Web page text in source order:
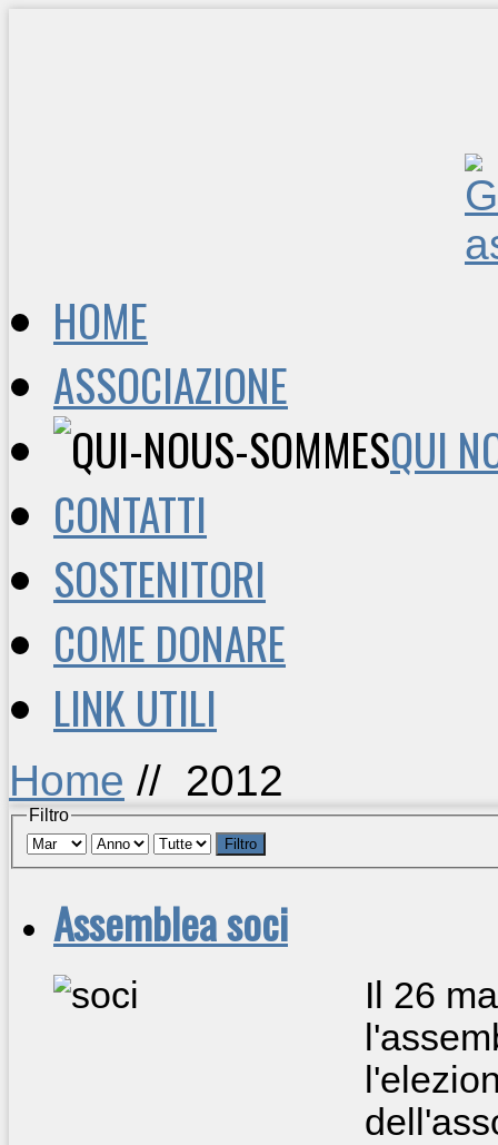
HOME
ASSOCIAZIONE
QUI
CONTATTI
SOSTENITORI
COME DONARE
LINK UTILI
Home // 2012
Filtro
Filtro
Assemblea soci
Il 26